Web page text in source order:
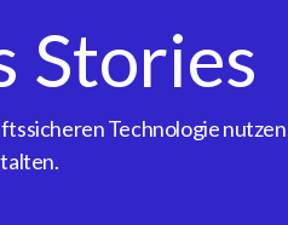
Stories
Technologie